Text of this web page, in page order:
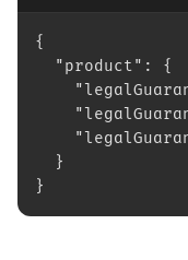
{
"product": {
}
}